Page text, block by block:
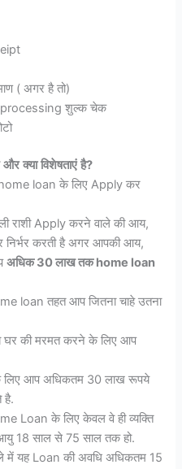
( अगर है तो)
शुल्क चेक
और क्या विशेषताएं है?
loan के लिए Apply कर
राशी Apply करने वाले की आय,
करती है अगर आपकी आय,
अधिक 30 लाख तक home loan
loan तहत आप जितना चाहे उतना
घर की मरमत करने के लिए आप
लिए आप अधिकतम 30 लाख रूपये
है.
Loan के लिए केवल वे ही व्यक्ति
18 साल से 75 साल तक हो.
में यह Loan की अवधि अधिकतम 15